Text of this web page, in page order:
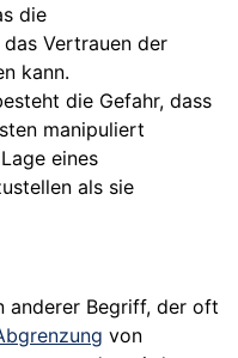
die
das Vertrauen der
kann.
die Gefahr, dass
manipuliert
eines
als sie
anderer Begriff, der oft
von